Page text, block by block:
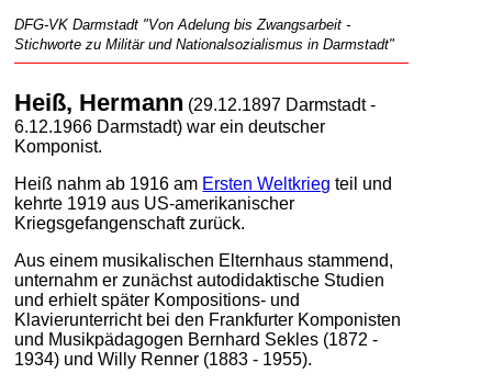
DFG-VK Darmstadt "Von Adelung bis Zwangsarbeit -
Stichworte zu Militär und Nationalsozialismus in Darmstadt"
Heiß, Hermann (29.12.1897 Darmstadt -
6.12.1966 Darmstadt) war ein deutscher
Komponist.
Heiß nahm ab 1916 am Ersten Weltkrieg teil und
kehrte 1919 aus US-amerikanischer
Kriegsgefangenschaft zurück.
Aus einem musikalischen Elternhaus stammend,
unternahm er zunächst autodidaktische Studien
und erhielt später Kompositions- und
Klavierunterricht bei den Frankfurter Komponisten
und Musikpädagogen Bernhard Sekles (1872 -
1934) und Willy Renner (1883 - 1955).